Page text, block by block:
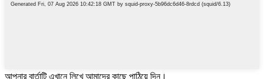
আপনার বার্তাটি এখানে লিখে আমাদের কাছে পাঠিয়ে দিন।